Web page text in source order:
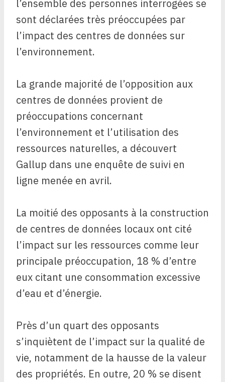
l’ensemble des personnes interrogées se
sont déclarées très préoccupées par
l’impact des centres de données sur
l’environnement.
La grande majorité de l’opposition aux
centres de données provient de
préoccupations concernant
l’environnement et l’utilisation des
ressources naturelles, a découvert
Gallup dans une enquête de suivi en
ligne menée en avril.
La moitié des opposants à la construction
de centres de données locaux ont cité
l’impact sur les ressources comme leur
principale préoccupation, 18 % d’entre
eux citant une consommation excessive
d’eau et d’énergie.
Près d’un quart des opposants
s’inquiètent de l’impact sur la qualité de
vie, notamment de la hausse de la valeur
des propriétés. En outre, 20 % se disent